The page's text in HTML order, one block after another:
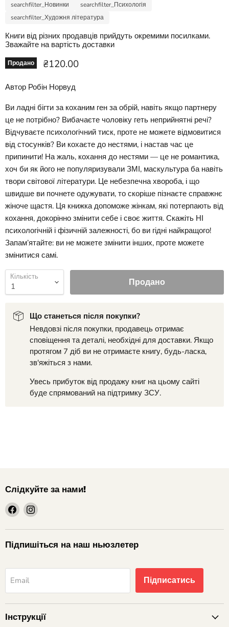
searchfilter_Новинки
searchfilter_Психологія
searchfilter_Художня література
Книги від різних продавців прийдуть окремими посилками.
Зважайте на вартість доставки
Продано Ціна зараз
₴120.00
Автор Робін Норвуд
Ви ладні бігти за коханим ген за обрій, навіть якщо партнеру
це не потрібно? Вибачаєте чоловіку геть неприйнятні речі?
Відчуваєте психологічний тиск, проте не можете відмовитися
від стосунків? Ви кохаєте до нестями, і настав час це
припинити! На жаль, кохання до нестями — це не романтика,
хоч би як його не популяризували ЗМІ, маскультура ба навіть
твори світової літератури. Це небезпечна хвороба, і що
швидше ви почнете одужувати, то скоріше пізнаєте справжнє
жіноче щастя. Ця книжка допоможе жінкам, які потерпають від
кохання, докорінно змінити себе і своє життя. Скажіть НІ
психологічній і фізичній залежності, бо ви гідні найкращого!
Запам’ятайте: ви не можете змінити інших, проте можете
змінитися самі.
Кількість Продано
Що станеться після покупки?
Невдовзі після покупки, продавець отримає
сповіщення та деталі, необхідні для доставки. Якщо
протягом 7 діб ви не отримаєте книгу, будь-ласка,
зв'яжіться з нами.
Увесь прибуток від продажу книг на цьому сайті
буде спрямований на підтримку ЗСУ.
Слідкуйте за нами!
шукайте
нас
на
Facebook
шукайте
на
Instagram
Підпишіться на наш ньюзлетер
Email Підписатись
Інструкції